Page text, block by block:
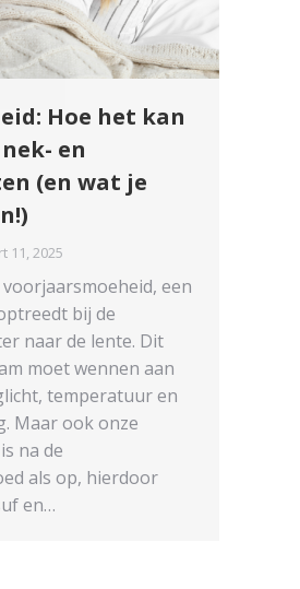
Hoe het kan
en
(en wat je
11, 2025
een
bij de
naar de lente. Dit
moet wennen aan
temperatuur en
Maar ook onze
na de
als op, hierdoor
en…